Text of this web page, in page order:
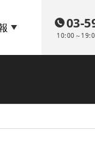
03-
10:00～